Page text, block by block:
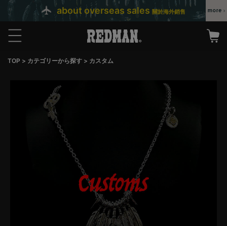
about overseas sales 關於海外銷售
TOP カテゴリーから探す カスタム